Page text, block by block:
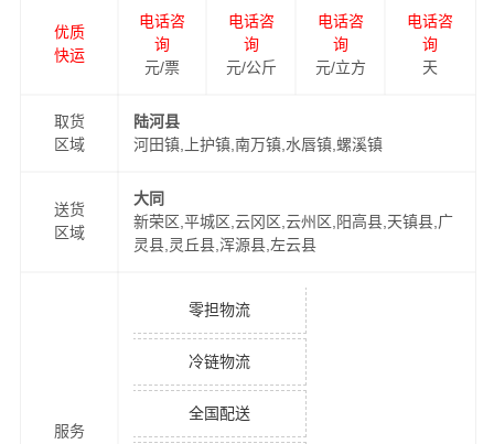
优质
快运
电话咨
询
元/票
电话咨
询
元/公斤
电话咨
询
元/立方
电话咨
询
天
取货
区域
陆河县
河田镇,上护镇,南万镇,水唇镇,螺溪镇
送货
区域
大同
新荣区,平城区,云冈区,云州区,阳高县,天镇县,广
灵县,灵丘县,浑源县,左云县
服务
零担物流
冷链物流
全国配送